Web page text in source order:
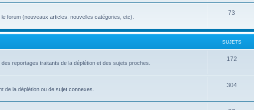
forum (nouveaux articles, nouvelles catégories, etc).
73
SUJETS
reportages traitants de la déplétion et des sujets proches.
172
de la déplétion ou de sujet connexes.
304